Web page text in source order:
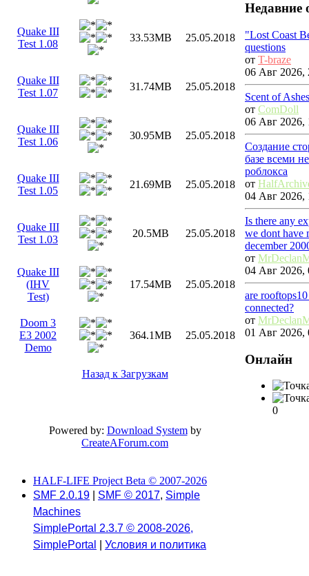
Quake III
Test 1.08
33.53MB 25.05.2018
Quake III
Test 1.07
31.74MB 25.05.2018
Quake III
Test 1.06
30.95MB 25.05.2018
Quake III
Test 1.05
21.69MB 25.05.2018
Quake III
Test 1.03
20.5MB 25.05.2018
Quake III
(IHV
Test)
17.54MB 25.05.2018
Doom 3
E3 2002
Demo
364.1MB 25.05.2018
Назад к Загрузкам
Powered by: Download Systemby
CreateAForum.com
Недавние
"Lost Coast
questions
от T-braze
06 Авг 2026,
Scent of Ashes
от ComDoll
06 Авг 2026,
Создание
базе всеми
роблокса
от
04 Авг 2026,
Is there any
we dont have
december
от
04 Авг 2026,
are
connected?
от
01 Авг 2026,
Онлайн
0
HALF-LIFE Project Beta © 2007-2026
SMF 2.0.19
SMF © 2017, Simple
Machines
SimplePortal 2.3.7 © 2008-2026,
SimplePortal
Условия и политика